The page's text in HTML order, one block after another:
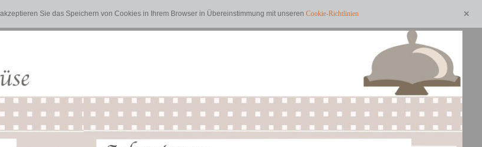
Sie das Speichern von Cookies in Ihrem Browser in Übereinstimmung mit unseren Cookie-Richtlinien